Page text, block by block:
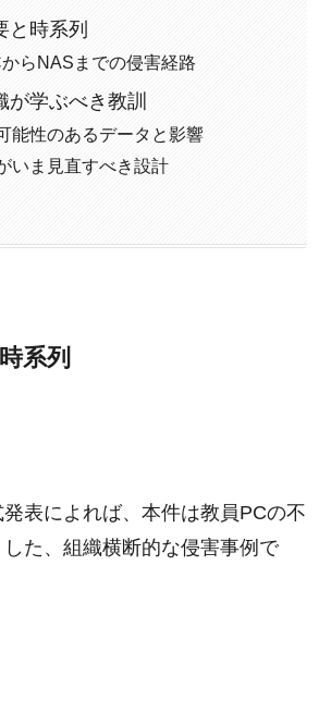
と時系列
らNASまでの侵害経路
が学ぶべき教訓
能性のあるデータと影響
いま見直すべき設計
系列
表によれば、本件は教員PCの不
た、組織横断的な侵害事例で